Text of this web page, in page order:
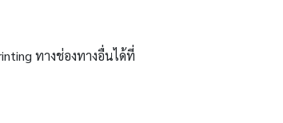
ทางช่องทางอื่นได้ที่